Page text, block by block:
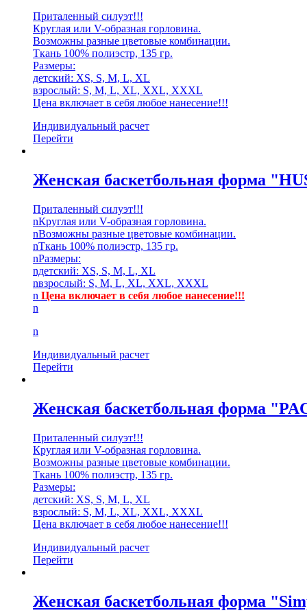
Приталенный силуэт!!!
Круглая или V-образная горловина.
Возможны разные цветовые комбинации.
Ткань 100% полиэстр, 135 гр.
Размеры:
детский: XS, S, M, L, XL
взрослый: S, M, L, XL, XXL, XXXL
Цена включает в себя любое нанесение!!!
Индивидуальный расчет
Перейти
Женская баскетбольная форма
Приталенный силуэт!!!
nКруглая или V-образная горловина.
nВозможны разные цветовые комбинации.
nТкань 100% полиэстр, 135 гр.
nРазмеры:
nдетский: XS, S, M, L, XL
nвзрослый: S, M, L, XL, XXL, XXXL
n Цена включает в себя любое нанесение!!!
n
n
Индивидуальный расчет
Перейти
Женская баскетбольная форма
Приталенный силуэт!!!
Круглая или V-образная горловина.
Возможны разные цветовые комбинации.
Ткань 100% полиэстр, 135 гр.
Размеры:
детский: XS, S, M, L, XL
взрослый: S, M, L, XL, XXL, XXXL
Цена включает в себя любое нанесение!!!
Индивидуальный расчет
Перейти
Женская баскетбольная форма